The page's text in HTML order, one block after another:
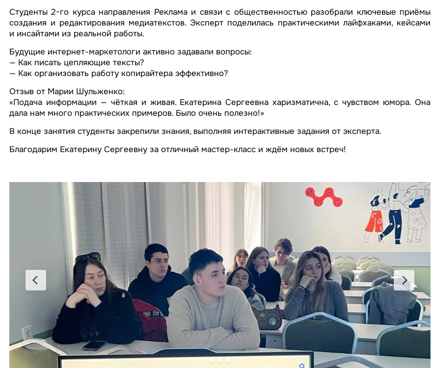
Студенты 2-го курса направления Реклама и связи с общественностью разобрали ключевые приёмы
создания и редактирования медиатекстов. Эксперт поделилась практическими лайфхаками, кейсами
и инсайтами из реальной работы.
Будущие интернет-маркетологи активно задавали вопросы:
— Как писать цепляющие тексты?
— Как организовать работу копирайтера эффективно?
Отзыв от Марии Шульженко:
«Подача информации — чёткая и живая. Екатерина Сергеевна харизматична, с чувством юмора. Она
дала нам много практических примеров. Было очень полезно!»
В конце занятия студенты закрепили знания, выполняя интерактивные задания от эксперта.
Благодарим Екатерину Сергеевну за отличный мастер-класс и ждём новых встреч!